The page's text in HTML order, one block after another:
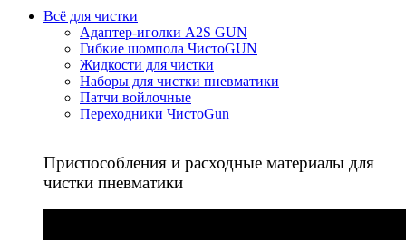
Всё для чистки
Адаптер-иголки A2S GUN
Гибкие шомпола ЧистоGUN
Жидкости для чистки
Наборы для чистки пневматики
Патчи войлочные
Переходники ЧистоGun
Приспособления и расходные материалы для
чистки пневматики